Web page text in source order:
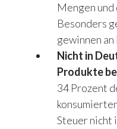
Mengen
Besonders
gewinnen
Nicht in
Produkte
34 Prozent
Steuer nicht